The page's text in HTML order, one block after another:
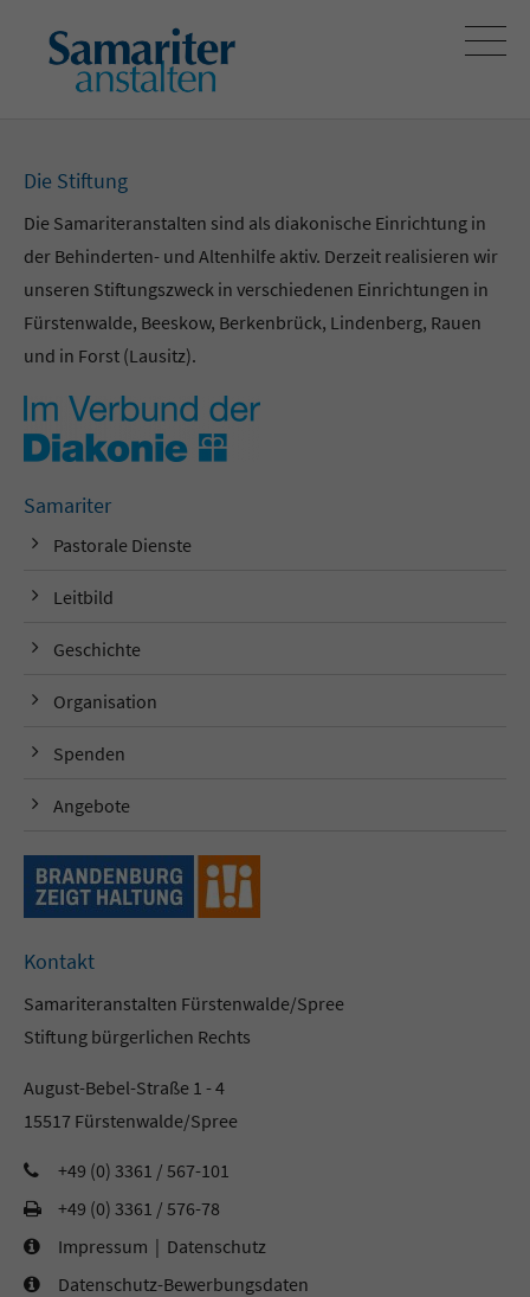
Die Stiftung
Die Samariteranstalten sind als diakonische Einrichtung in
der Behinderten- und Altenhilfe aktiv. Derzeit realisieren wir
unseren Stiftungszweck in verschiedenen Einrichtungen in
Fürstenwalde, Beeskow, Berkenbrück, Lindenberg, Rauen
und in Forst (Lausitz).
Samariter
Pastorale Dienste
Leitbild
Geschichte
Organisation
Spenden
Angebote
Kontakt
Samariteranstalten Fürstenwalde/Spree
Stiftung bürgerlichen Rechts
August-Bebel-Straße 1 - 4
15517 Fürstenwalde/Spree
+49 (0) 3361 / 567-101
+49 (0) 3361 / 576-78
Impressum | Datenschutz
Datenschutz-Bewerbungsdaten